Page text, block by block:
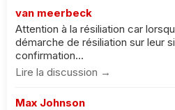
van meerbeck
Attention à la résiliation car
démarche de résiliation sur leur
confirmation...
Lire la discussion →
Max Johnson